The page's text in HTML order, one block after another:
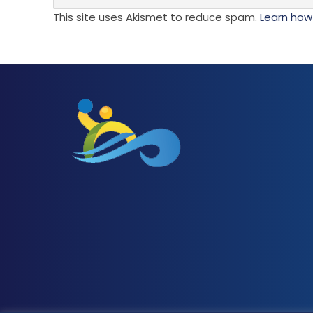
This site uses Akismet to reduce spam. Learn